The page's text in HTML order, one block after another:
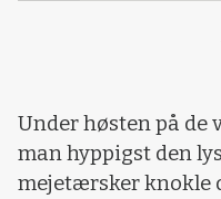
Under høsten på de
man hyppigst den
mejetærsker knokle